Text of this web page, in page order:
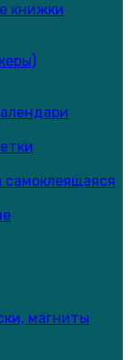
книжки
самоклеящаяся
магниты